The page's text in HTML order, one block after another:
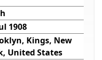
1908
Kings, New
United States